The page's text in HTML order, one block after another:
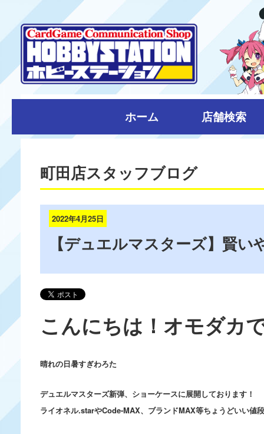
ホーム 店舗検索
町田店スタッフブログ
2022年4月25日
【デュエルマスターズ】賢
こんにちは！オモダカ
晴れの日暑すぎわろた
デュエルマスターズ新弾、ショーケースに展開しております！
ライオネル.starやCode-MAX、ブランドMAX等ちょうどいい値